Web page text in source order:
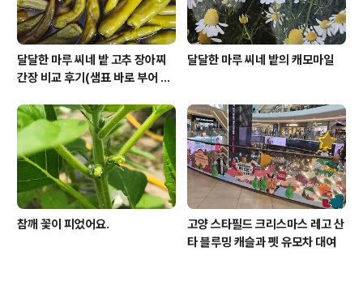
달달한 마루 씨네 밭 고추 장아찌
간장 비교 후기(샘표 바로 부어 만
달달한 마루 씨네 밭의 캐모마일
참깨 꽃이 피었어요.
고양 스타필드 크리스마스 레고 산
타 블루밍 캐슬과 펫 유모차 대여